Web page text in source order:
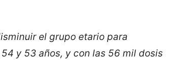
el grupo etario para
y 53 años, y con las 56 mil dosis